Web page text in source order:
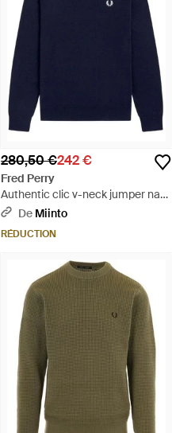
280,50 €242 €
Fred Perry
Authentic clic v-neck jumper navy
- Bleu
De Miinto
RÉDUCTION